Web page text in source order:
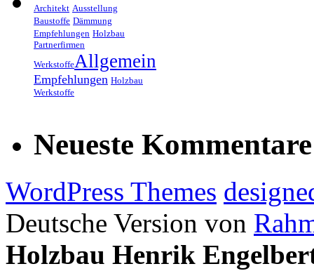
Architekt Ausstellung
Baustoffe Dämmung
Empfehlungen Holzbau
Partnerfirmen
WerkstoffeAllgemein
Empfehlungen Holzbau
Werkstoffe
Neueste Kommentare
WordPress Themes
Deutsche Version von
Holzbau Henrik